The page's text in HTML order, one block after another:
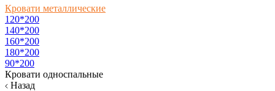
Кровати металлические
120*200
140*200
160*200
180*200
90*200
Кровати односпальные
Назад